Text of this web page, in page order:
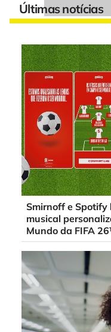
Últimas notícias
Smirnoff e
musical
Mundo da FIFA